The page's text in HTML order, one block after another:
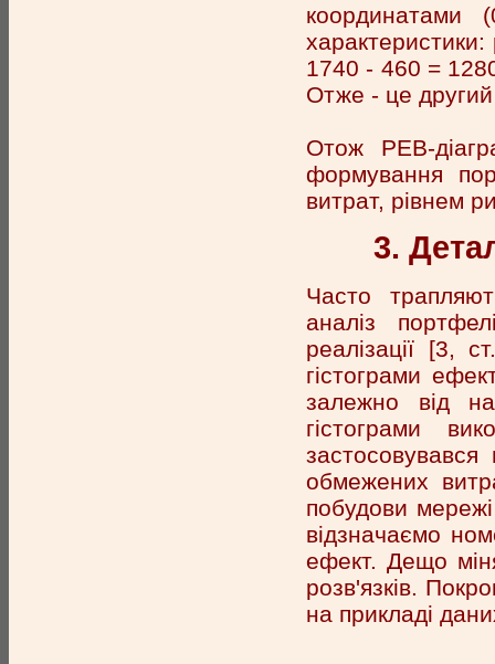
1740 - 460 =
Отже - це другий
Отож РЕВ-
формування
витрат, рівнем
3.
Часто
аналіз
реалізації [3,
гістограми
залежно від
гістограми
обмежених
побудови
відзначаємо
ефект. Дещо
розв'язків.
на прикладі